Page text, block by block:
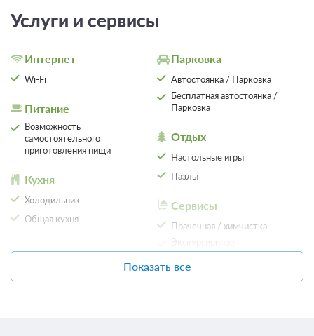
11 фото
Полулюкс Подробнее
Телевизор
Услуги и сервисы
Интернет
Wi-Fi
Питание
Возможность
самостоятельного
приготовления пищи
Кухня
Холодильник
Общая кухня
Парковка
Автостоянка / Парковка
Бесплатная автостоянка /
Парковка
Отдых
Настольные игры
Пазлы
Сервисы
Прачечная / химчистка
Экскурсионное
обслуживание
Курение на всей территории
запрещено
Показать все